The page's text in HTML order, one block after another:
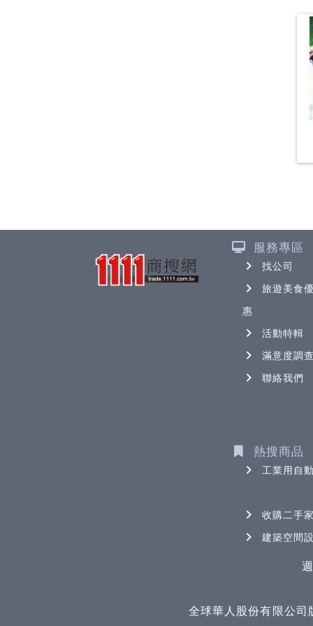
服務專區
找公司
旅遊美食
惠
活動特輯
滿意度調
聯絡我們
熱搜商品
工業用自
收購二手
建築空間
全球華人股份有限公